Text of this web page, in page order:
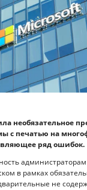
необязательное
с печатью на
ряд ошибок.
в рамках
не